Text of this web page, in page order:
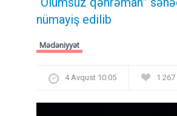
nümayiş edilib
Mədəniyyət
4 Avqust 10:05 1 267